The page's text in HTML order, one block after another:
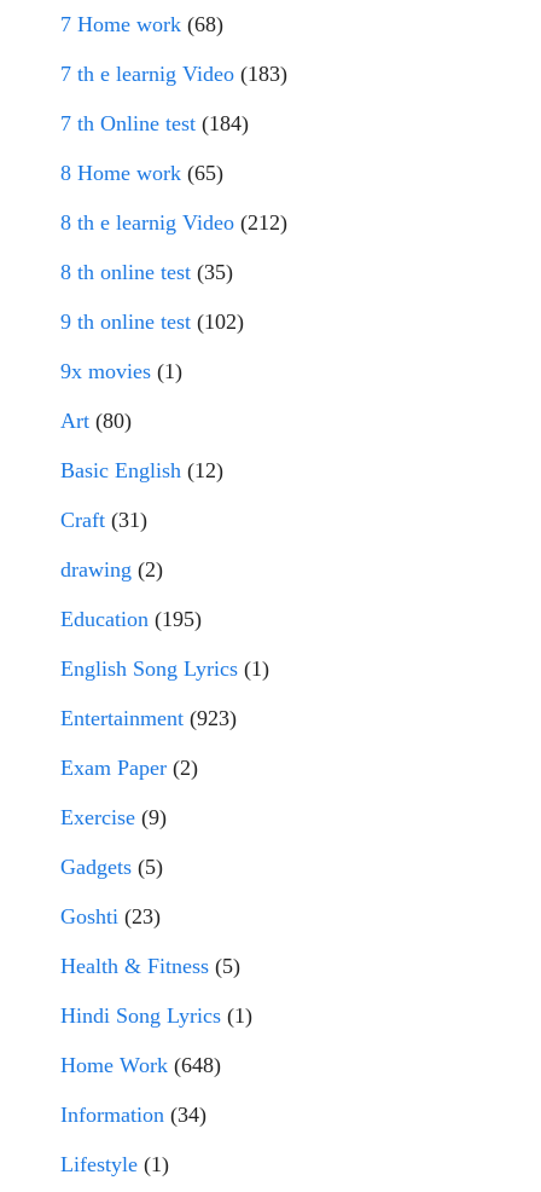
7 Home work (68)
7 th e learnig Video (183)
7 th Online test (184)
8 Home work (65)
8 th e learnig Video (212)
8 th online test (35)
9 th online test (102)
9x movies (1)
Art (80)
Basic English (12)
Craft (31)
drawing (2)
Education (195)
English Song Lyrics (1)
Entertainment (923)
Exam Paper (2)
Exercise (9)
Gadgets (5)
Goshti (23)
Health & Fitness (5)
Hindi Song Lyrics (1)
Home Work (648)
Information (34)
Lifestyle (1)